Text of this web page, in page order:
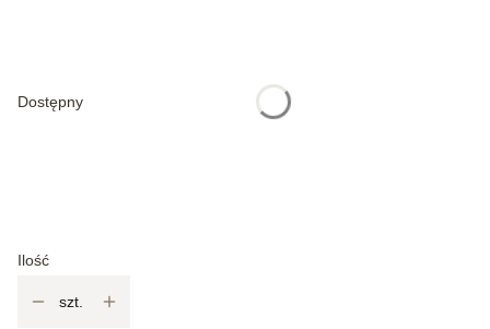
Dostępny
Ilość
szt.